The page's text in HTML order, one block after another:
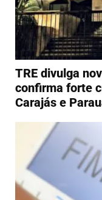
TRE divulga
confirma forte
Carajás e